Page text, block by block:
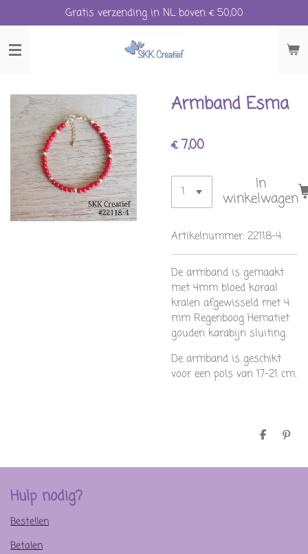
direct
naar
de
Gratis verzending in NL boven € 50,00
Armband Esma
€ 7,00
In
winkelwagen
Artikelnummer: 22118-4
De armband is gemaakt
met 4mm bloed koraal
kralen afgewisseld met 4
mm Regenboog Hematiet
gouden karabijn sluiting.
De armband is geschikt
voor een pols van 17-21 cm.
D
e
P
n
Hulp nodig?
Bestellen
Betalen